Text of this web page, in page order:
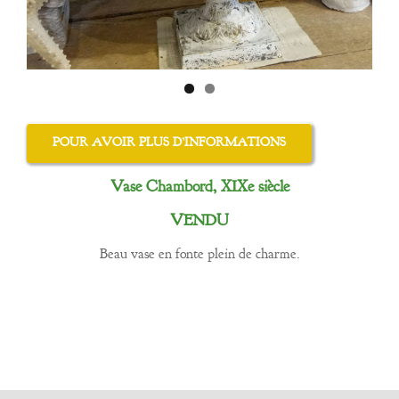
POUR AVOIR PLUS D’INFORMATIONS
Vase Chambord, XIXe siècle
VENDU
Beau vase en fonte plein de charme.